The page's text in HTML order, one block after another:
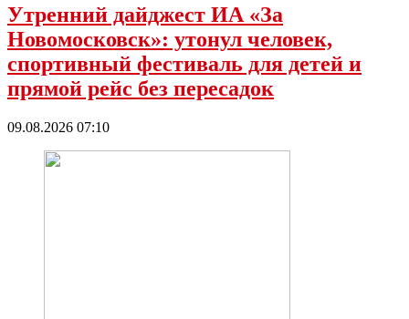
Утренний дайджест ИА «За
Новомосковск»: утонул человек,
спортивный фестиваль для детей и
прямой рейс без пересадок
09.08.2026 07:10